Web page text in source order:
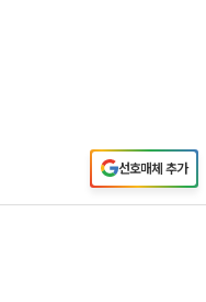
선호매체 추가